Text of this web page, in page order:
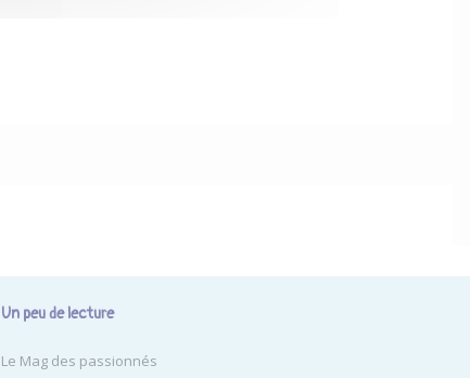
Un peu de lecture
Le Mag des passionnés